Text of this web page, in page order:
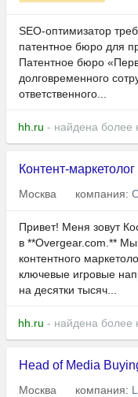
SEO-оптимизатор
патентное бюро для
Патентное бюро
долговременного
ответственного...
hh.ru - найдена более
Контент-маркетолог
Москва компания:
Привет! Меня зовут
в **Overgear.com.**
контентного
ключевые игровые
на десятки тысяч...
hh.ru - найдена более
Head of Media
Москва компания: